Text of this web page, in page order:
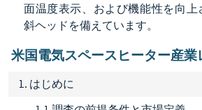
面温度表示、および機能性を向上
斜ヘッドを備えています。
米国電気スペースヒーター産業
1. はじめに